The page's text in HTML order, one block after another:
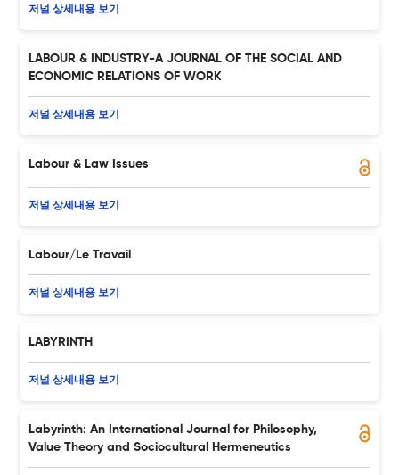
저널 상세내용 보기
LABOUR & INDUSTRY-A JOURNAL OF THE SOCIAL AND
ECONOMIC RELATIONS OF WORK
저널 상세내용 보기
Labour & Law Issues
저널 상세내용 보기
Labour/Le Travail
저널 상세내용 보기
LABYRINTH
저널 상세내용 보기
Labyrinth: An International Journal for Philosophy,
Value Theory and Sociocultural Hermeneutics